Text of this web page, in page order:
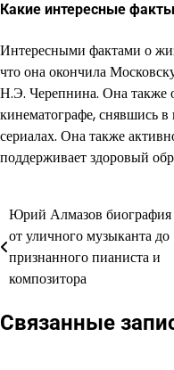
Какие интересные
Интересными фактами о
что она окончила
Н.Э. Черепнина. Она также
кинематографе, снявшись
сериалах. Она также
поддерживает здоровый
Навигация
по
записям
Юрий Алмазов
от уличного музыканта до
признанного пианиста и
композитора
Связанные